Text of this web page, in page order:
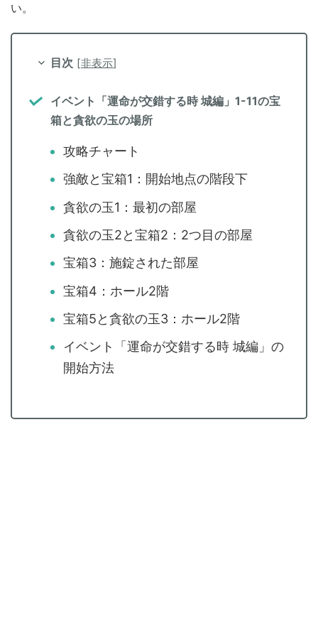
い。
目次 [非表示]
イベント「運命が交錯する時 城編」1-11の宝
箱と貪欲の玉の場所
攻略チャート
強敵と宝箱1：開始地点の階段下
貪欲の玉1：最初の部屋
貪欲の玉2と宝箱2：2つ目の部屋
宝箱3：施錠された部屋
宝箱4：ホール2階
宝箱5と貪欲の玉3：ホール2階
イベント「運命が交錯する時 城編」の
開始方法